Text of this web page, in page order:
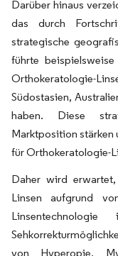
Darüber hinaus
das durch
strategische
führte
Orthokeratologie-
Südostasien,
haben. Diese
Marktposition stärken
für Orthokeratologie-
Daher wird
Linsen aufgrund
von Hyperopie,